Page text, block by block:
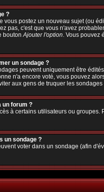
?
vous postez un nouveau sujet (ou
pas, c'est que vous n'avez
boutonAjouter l'option. Vous pouvez
un sondage ?
peuvent uniquement être
n'a encore voté, vous pouvez
aux gens de truquer les
un forum ?
à certains utilisateurs ou
un sondage ?
voter dans un sondage (afin